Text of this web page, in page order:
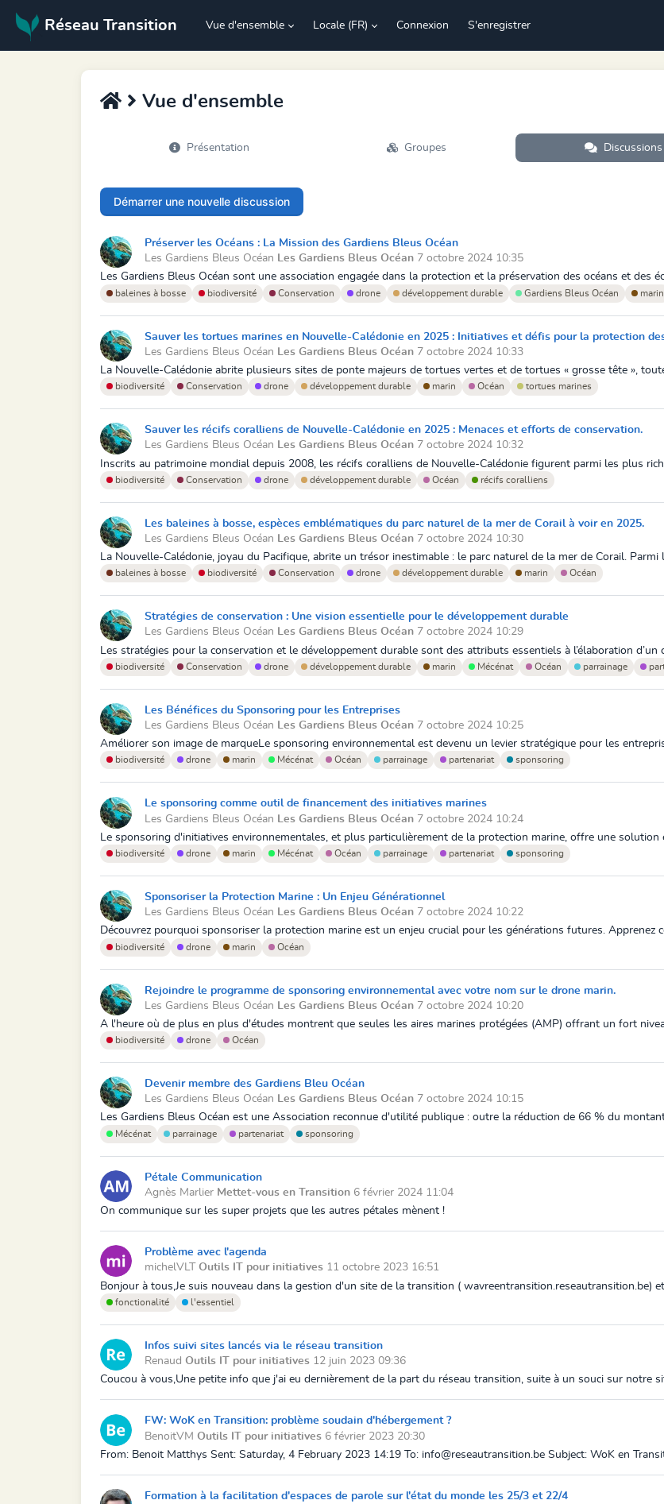
Réseau Transition Vue d'ensemble Locale (FR) Connexion S'enregistrer
Vue d'ensemble
Présentation Groupes
Démarrer une nouvelle discussion
Préserver les Océans : La Mission des Gardiens Bleus Océan
Les Gardiens Bleus Océan Les Gardiens Bleus Océan 7 octobre 2024 10:35
Les Gardiens Bleus Océan sont une association engagée dans la protection et la préservation des océans et des
baleines à bosse biodiversité Conservation drone développement durable Gardiens Bleus Océan marin
Sauver les tortues marines en Nouvelle-Calédonie en 2025 : Initiatives et défis pour la protection
Les Gardiens Bleus Océan Les Gardiens Bleus Océan 7 octobre 2024 10:33
La Nouvelle-Calédonie abrite plusieurs sites de ponte majeurs de tortues vertes et de tortues « grosse tête »,
biodiversité Conservation drone développement durable marin Océan tortues marines
Sauver les récifs coralliens de Nouvelle-Calédonie en 2025 : Menaces et efforts de conservation.
Les Gardiens Bleus Océan Les Gardiens Bleus Océan 7 octobre 2024 10:32
Inscrits au patrimoine mondial depuis 2008, les récifs coralliens de Nouvelle-Calédonie figurent parmi les plus
biodiversité Conservation drone développement durable Océan récifs coralliens
Les baleines à bosse, espèces emblématiques du parc naturel de la mer de Corail à voir en 2025.
Les Gardiens Bleus Océan Les Gardiens Bleus Océan 7 octobre 2024 10:30
La Nouvelle-Calédonie, joyau du Pacifique, abrite un trésor inestimable : le parc naturel de la mer de Corail.
baleines à bosse biodiversité Conservation drone développement durable marin Océan
Stratégies de conservation : Une vision essentielle pour le développement durable
Les Gardiens Bleus Océan Les Gardiens Bleus Océan 7 octobre 2024 10:29
Les stratégies pour la conservation et le développement durable sont des attributs essentiels à l’élaboration d’un
biodiversité Conservation drone développement durable marin Mécénat Océan parrainage
Les Bénéfices du Sponsoring pour les Entreprises
Les Gardiens Bleus Océan Les Gardiens Bleus Océan 7 octobre 2024 10:25
Améliorer son image de marqueLe sponsoring environnemental est devenu un levier stratégique pour les
biodiversité drone marin Mécénat Océan parrainage partenariat sponsoring
Le sponsoring comme outil de financement des initiatives marines
Les Gardiens Bleus Océan Les Gardiens Bleus Océan 7 octobre 2024 10:24
Le sponsoring d'initiatives environnementales, et plus particulièrement de la protection marine, offre une solution
biodiversité drone marin Mécénat Océan parrainage partenariat sponsoring
Sponsoriser la Protection Marine : Un Enjeu Générationnel
Les Gardiens Bleus Océan Les Gardiens Bleus Océan 7 octobre 2024 10:22
Découvrez pourquoi sponsoriser la protection marine est un enjeu crucial pour les générations futures. Apprenez
biodiversité drone marin Océan
Rejoindre le programme de sponsoring environnemental avec votre nom sur le drone marin.
Les Gardiens Bleus Océan Les Gardiens Bleus Océan 7 octobre 2024 10:20
A l'heure où de plus en plus d'études montrent que seules les aires marines protégées (AMP) offrant un fort
biodiversité drone Océan
Devenir membre des Gardiens Bleu Océan
Les Gardiens Bleus Océan Les Gardiens Bleus Océan 7 octobre 2024 10:15
Les Gardiens Bleus Océan est une Association reconnue d'utilité publique : outre la réduction de 66 % du
Mécénat parrainage partenariat sponsoring
Pétale Communication
Agnès Marlier Mettet-vous en Transition 6 février 2024 11:04
On communique sur les super projets que les autres pétales mènent !
Problème avec l'agenda
michelVLT Outils IT pour initiatives 11 octobre 2023 16:51
Bonjour à tous,Je suis nouveau dans la gestion d'un site de la transition ( wavreentransition.reseautransition.be) et
fonctionalité l'essentiel
Infos suivi sites lancés via le réseau transition
Renaud Outils IT pour initiatives 12 juin 2023 09:36
Coucou à vous,Une petite info que j'ai eu dernièrement de la part du réseau transition, suite à un souci sur notre
FW: WoK en Transition: problème soudain d'hébergement ?
BenoitVM Outils IT pour initiatives 6 février 2023 20:30
From: Benoit Matthys Sent: Saturday, 4 February 2023 14:19 To: info@reseautransition.be Subject: WoK en
Formation à la facilitation d'espaces de parole sur l'état du monde les 25/3 et 22/4